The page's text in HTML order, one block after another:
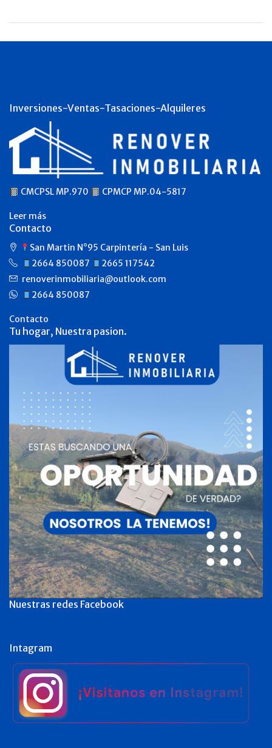
Inversiones-Ventas-Tasaciones-Alquileres
CMCPSL MP.970 CPMCP MP.04-5817
Leer más
Contacto
San Martin N°95 Carpintería - San Luis
2664 850087
2665 117542
renoverinmobiliaria@outlook.com
2664 850087
Contacto
Tu hogar, Nuestra pasion.
Nuestras redes Facebook
Intagram